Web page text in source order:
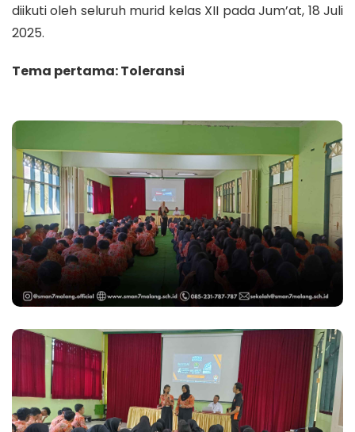
diikuti oleh seluruh murid kelas XII pada Jum’at, 18 Juli
2025.
Tema pertama: Toleransi